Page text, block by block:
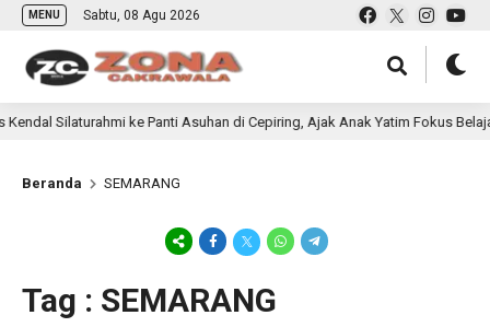
MENU Sabtu, 08 Agu 2026
Silaturahmi ke Panti Asuhan di Cepiring, Ajak Anak Yatim Fokus Belajar
Beranda SEMARANG
Tag : SEMARANG